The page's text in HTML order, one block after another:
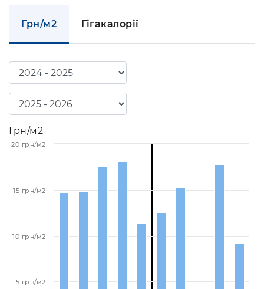
Грн/м2 Гігакалорії
Грн/м2
5 грн/м2
10 грн/м2
15 грн/м2
20 грн/м2